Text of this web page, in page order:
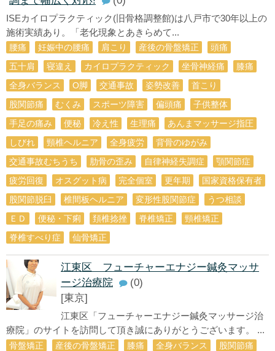
ISEカイロプラクティック(旧骨格調整館)は八戸市で30年以上の
施術実績あり。「老化現象とあきらめて...
腰痛 妊娠中の腰痛 肩こり 産後の骨盤矯正
頭痛
五十肩
寝違え カイロプラクティック 坐骨神経痛
膝痛
全身バランス
О脚 交通事故 姿勢改善
首こり
股関節痛
むくみ スポーツ障害 偏頭痛
子供整体
手足の痛み
便秘 冷え性 生理痛
あんまマッサージ指圧
しびれ
頸椎ヘルニア 全身疲労
背骨のゆがみ
交通事故むちうち
肋骨の歪み 自律神経失調症
顎関節症
疲労回復
オスグット病 完全個室 更年期
国家資格保有者
股関節脱臼
椎間板ヘルニア 変形性股関節症
うつ相談
ＥＤ
便秘・下痢 頚椎捻挫 脊椎矯正
頸椎矯正
脊椎すべり症
仙骨矯正
江東区 フューチャーエナジー鍼灸マッサ
ージ治療院
(0)
[東京]
江東区「フューチャーエナジー鍼灸マッサージ治
療院」のサイトを訪問して頂き誠にありがとうございます。 ...
骨盤矯正 産後の骨盤矯正 膝痛 全身バランス
股関節痛